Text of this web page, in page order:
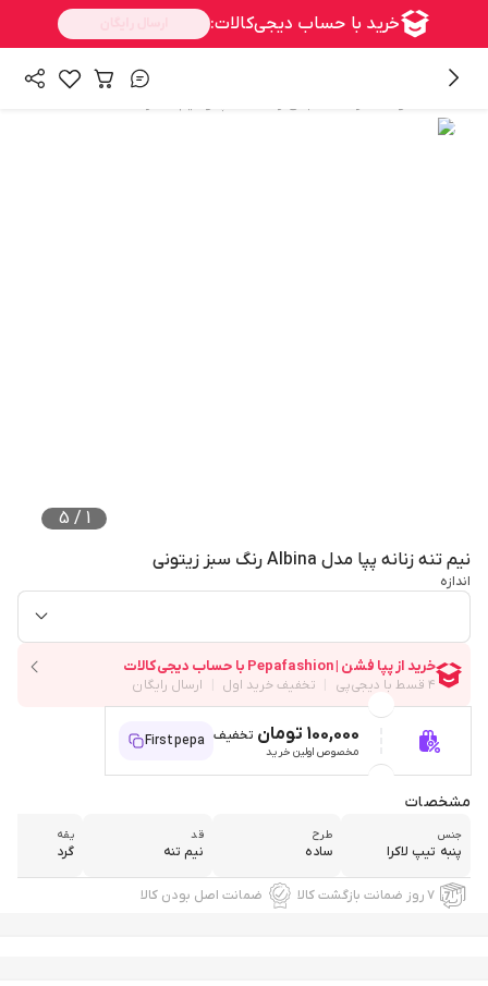
1
/
5
نیم تنه زنانه پپا مدل Albina رنگ سبز زیتونی
اندازه
100,000 تومان تخفیف
مخصوص اولین خرید
Firstpepa
مشخصات
جنس
پنبه تیپ لاکرا
طرح
ساده
قد
نیم تنه
یقه
گرد
۷ روز ضمانت بازگشت کالا ضمانت اصل بودن کالا